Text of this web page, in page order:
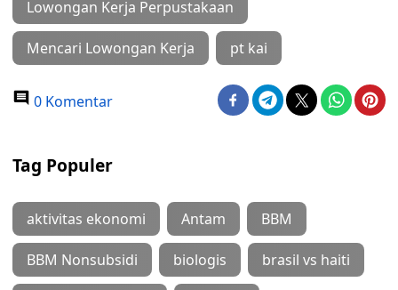
Lowongan Kerja Perpustakaan
Mencari Lowongan Kerja pt kai
0 Komentar
Tag Populer
aktivitas ekonomi Antam BBM
BBM Nonsubsidi biologis brasil vs haiti